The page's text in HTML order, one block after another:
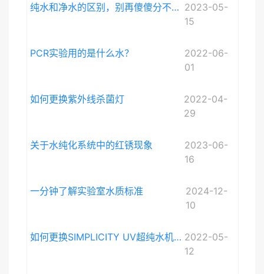
纯水和净水的区别，别再傻傻分不清啦。 2023-05-
15
PCR实验用的是什么水？
2022-06-
01
如何更换紫外线杀菌灯
2022-04-
29
关于水纯化系统中的红锈现象
2023-06-
16
一分钟了解实验室水质标准
2024-12-
10
如何更换SIMPLICITY UV超纯水机紫外灯 2022-05-
12